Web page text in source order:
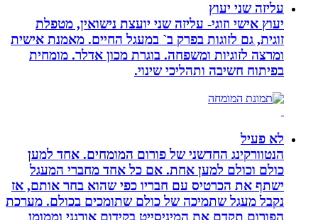
עליזה שני יעוץ
יעוץ אישי וזוגי- עליזה שני יועצת נישואין, מטפלת
זוגית, גם לזוגות בפרק ב` במעגל החיים. מאמנת אישית
ומרצה לזוגיות ומשפחה. בוגרת מכון אדלר. מומחית
בפיתוח חשיבה ותהליכי שינוי.
לא פעיל
הנטוורקינג החדשני של פורום המומחים. אחד למען
כולם וכולם למען אחת. אם כל אחד מחברי המעגל
ישתף את הכרטיס עם חבריו כפי שהוא בחר אותם, אז
נקבל מעגל שתמיכה של כולם שתומכים בכולם. מערכת
הפורום תקדם את המיניסייט בקידום אורגני וממומן